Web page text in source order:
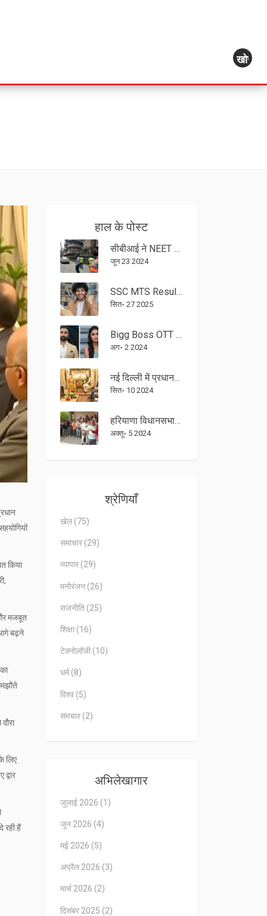
खोज
किया
और मजबूत
आगे बढ़ने
लिए
रही हैं
हाल के पोस्ट
सीबीआई ने NEET UG 2024 में कथित अनियमितताओं को लेकर एफआईआर दर्ज की
जून 23 2024
SSC MTS Result 2024 घोषित: 27,011 उम्मीदवारों की शॉर्टलिस्ट PET/PST के लिये
सित॰ 27 2025
Bigg Boss OTT 3 ग्रैंड फिनाले लाइव अपडेट्स: रणवीर शौरी, सना मकबूल, नेजी के बीच मुकाबला
अग॰ 2 2024
नई दिल्ली में प्रधानमंत्री नरेंद्र मोदी से मिले अबू धाबी के क्राउन प्रिंस
सित॰ 10 2024
हरियाणा विधानसभा चुनाव 2024: मतदान संपन्न, एग्जिट पोल से सबकी निगाहें जुड़ीं
अक्तू॰ 5 2024
श्रेणियाँ
खेल (75)
समाचार (29)
व्यापार (29)
मनोरंजन (26)
राजनीति (25)
शिक्षा (16)
टेक्नोलॉजी (10)
धर्म (8)
विश्व (5)
समचार (2)
अभिलेखागार
जुलाई 2026 (1)
जून 2026 (4)
मई 2026 (5)
अप्रैल 2026 (3)
मार्च 2026 (2)
दिसंबर 2025 (2)